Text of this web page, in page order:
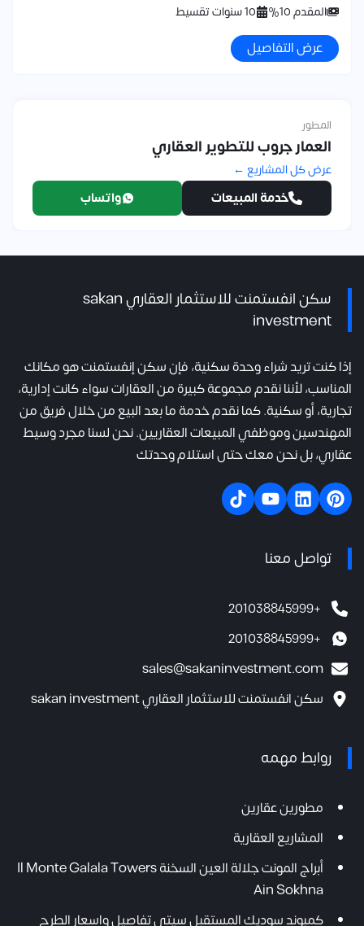
المقدم 10% 10 سنوات تقسيط
عرض التفاصيل
المطور
العمار جروب للتطوير العقاري
عرض كل المشاريع ←
خدمة المبيعات واتساب
سكن انفستمنت للاستثمار العقاري sakan
investment
إذا كنت تريد شراء وحدة سكنية، فإن سكن إنفستمنت هو مكانك
المناسب، لأننا نقدم مجموعة كبيرة من العقارات سواء كانت إدارية،
تجارية، أو سكنية. كما نقدم خدمة ما بعد البيع من خلال فريق من
المهندسين وموظفي المبيعات العقاريين. نحن لسنا مجرد وسيط
عقاري، بل نحن معك حتى استلام وحدتك
تواصل معنا
+201038845999
+201038845999
sales@sakaninvestment.com
سكن انفستمنت للاستثمار العقاري sakan investment
روابط مهمه
مطورين عقارين
المشاريع العقارية
أبراج المونت جلالة العين السخنة Il Monte Galala Towers
Ain Sokhna
كمبوند سوديك المستقبل سيتي تفاصيل واسعار الطرح